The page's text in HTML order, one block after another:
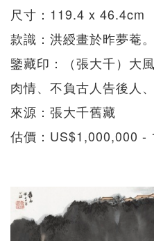
尺寸：119.4 x 46.4cm
款識：洪綬畫於昨夢菴
鑒藏印：（張大千）大
肉情、不負古人告後人
來源：張大千舊藏
估價：US$1,000,000 -